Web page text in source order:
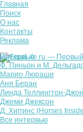
Главная
Поиск
О нас
Контакты
Реклама
Интервью
Ф. Пиньон и М.
Марио Люраши
Аня Беран
Линда Теллингтон-
Джеми Джексон
Д. Хиггинс (Horses
Все интервью